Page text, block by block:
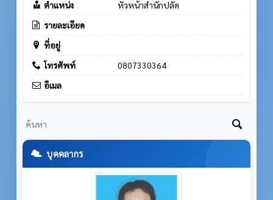
ตำแหน่ง
หัวหน้าสำนักปลัด
รายละเอียด
ที่อยู่
โทรศัพท์
0807330364
อีเมล
บุคคลากร